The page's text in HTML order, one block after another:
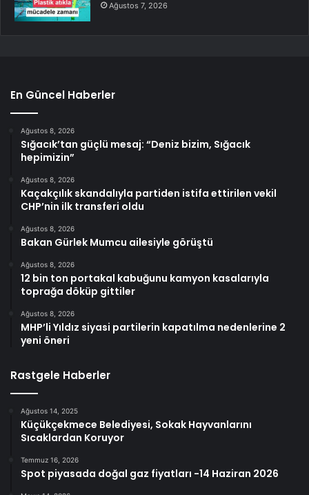
Ağustos 7, 2026
En Güncel Haberler
Ağustos 8, 2026
Sığacık’tan güçlü mesaj: “Deniz bizim, Sığacık
hepimizin”
Ağustos 8, 2026
Kaçakçılık skandalıyla partiden istifa ettirilen vekil
CHP’nin ilk transferi oldu
Ağustos 8, 2026
Bakan Gürlek Mumcu ailesiyle görüştü
Ağustos 8, 2026
12 bin ton portakal kabuğunu kamyon kasalarıyla
toprağa döküp gittiler
Ağustos 8, 2026
MHP’li Yıldız siyasi partilerin kapatılma nedenlerine 2
yeni öneri
Rastgele Haberler
Ağustos 14, 2025
Küçükçekmece Belediyesi, Sokak Hayvanlarını
Sıcaklardan Koruyor
Temmuz 16, 2026
Spot piyasada doğal gaz fiyatları -14 Haziran 2026